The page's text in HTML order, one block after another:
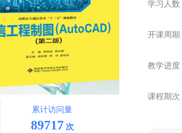
累计访问量
89717 次
学习人数
开课周期
教学进度
课程期次